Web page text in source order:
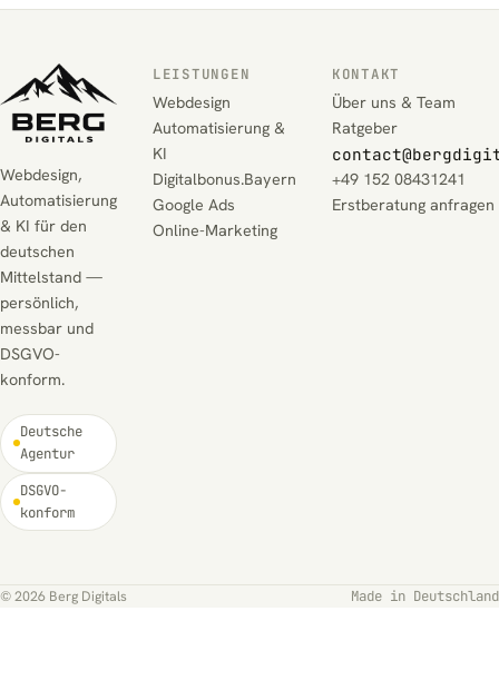
Webdesign,
Automatisierung
& KI für den
deutschen
Mittelstand —
persönlich,
messbar und
DSGVO-
konform.
Deutsche
Agentur
DSGVO-
konform
LEISTUNGEN
Webdesign
Automatisierung &
KI
Digitalbonus.Bayern
Google Ads
Online-Marketing
KONTAKT
Über uns & Team
Ratgeber
+49 152 08431241
Erstberatung anfragen
© 2026 Berg Digitals Made in Deutschland